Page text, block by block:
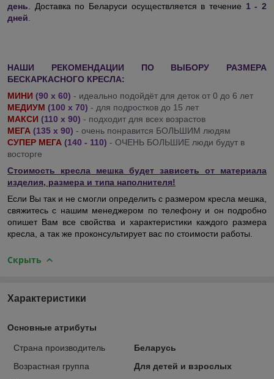
день . Доставка по Беларуси осуществляется в течение 1 - 2
дней
НАШИ РЕКОМЕНДАЦИИ ПО ВЫБОРУ РАЗМЕРА
БЕСКАРКАСНОГО КРЕСЛА:
МИНИ (90 х 60) - идеально подойдёт для деток от 0 до 6 лет
МЕДИУМ (100 х 70) - для подростков до 15 лет
МАКСИ (110 х 90) - подходит для всех возрастов
МЕГА (135 х 90) - очень понравится БОЛЬШИМ людям
СУПЕР МЕГА (140 - 110) - ОЧЕНЬ БОЛЬШИЕ люди будут в
восторге
Стоимость кресла мешка будет зависеть от материала
изделия, размера и типа наполнителя!
Если Вы так и не смогли определить с размером кресла мешка,
свяжитесь с нашим менеджером по телефону и он подробно
опишет Вам все свойства и характеристики каждого размера
кресла, а так же проконсультирует вас по стоимости работы.
Скрыть
Характеристики
Основные атрибуты
Страна производитель
Беларусь
Возрастная группа
Для детей и взрослых